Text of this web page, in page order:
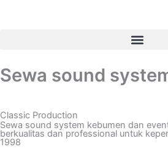
Sewa sound
Classic Production
Sewa sound system kebumen dan
berkualitas dan professional untuk
1998